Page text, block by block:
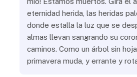
eternidad herida, las heridas
donde estalla la luz que se
almas llevan sangrando su
caminos. Como un árbol sin
primavera muda, y errante y